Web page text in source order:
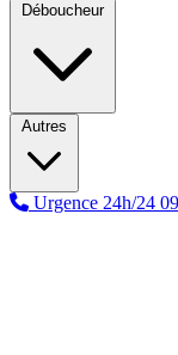
Déboucheur
Autres
Urgence 24h/24